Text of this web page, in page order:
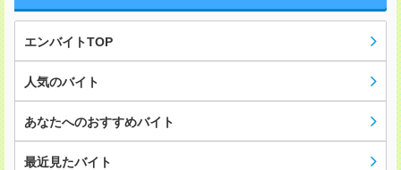
エンバイトTOP
人気のバイト
あなたへのおすすめバイト
最近見たバイト